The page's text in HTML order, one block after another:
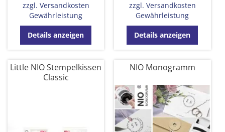
zzgl. Versandkosten
Gewährleistung
Details anzeigen
zzgl. Versandkosten
Gewährleistung
Details anzeigen
Little NIO Stempelkissen
Classic
NIO Monogramm